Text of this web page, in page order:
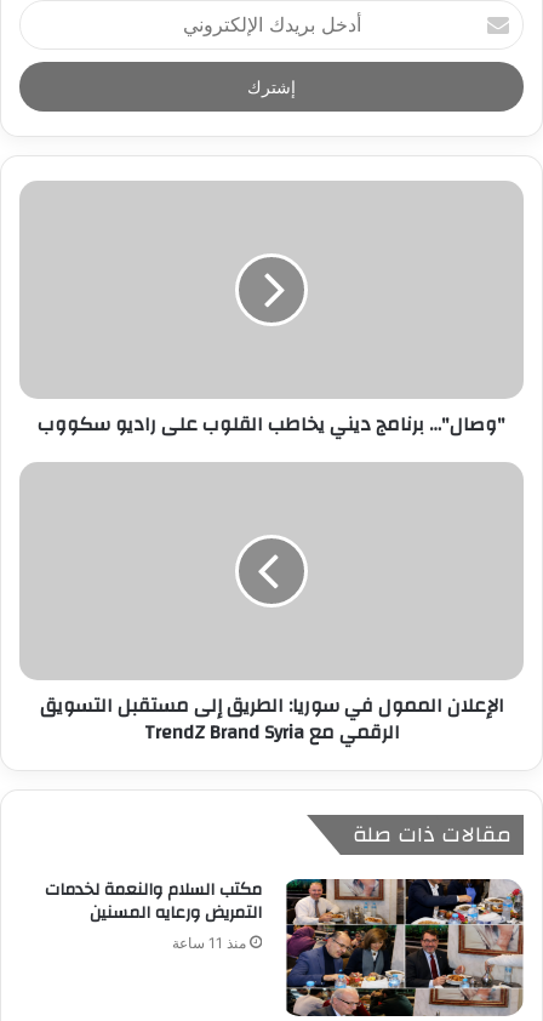
أ
د
خ
ل
ر
د
ر
ي
"وصال"… برنامج ديني يخاطب القلوب على راديو سكووب
الإعلان الممول في سوريا: الطريق إلى مستقبل التسويق
الرقمي مع TrendZ Brand Syria
مقالات ذات صلة
مكتب السلام والنعمة لخدمات
التمريض ورعايه المسنين
منذ 11 ساعة